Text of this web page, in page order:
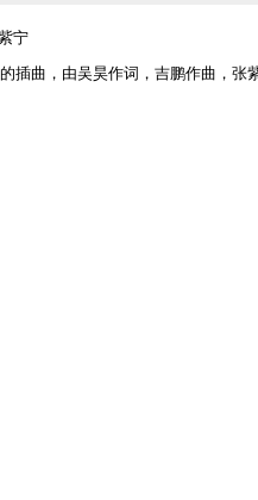
宁
插曲，由吴昊作词，吉鹏作曲，